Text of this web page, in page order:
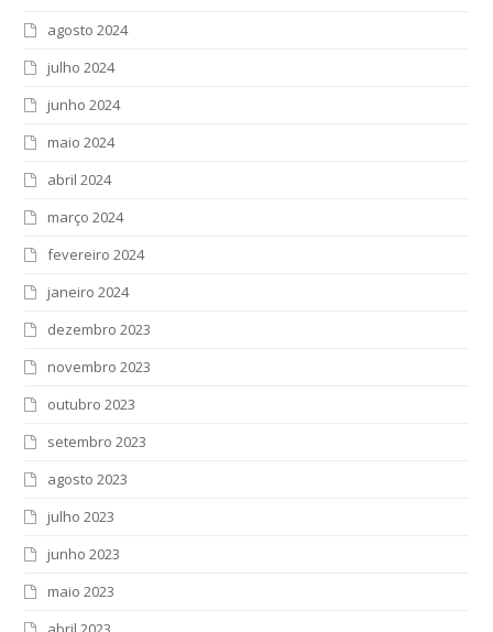
agosto 2024
julho 2024
junho 2024
maio 2024
abril 2024
março 2024
fevereiro 2024
janeiro 2024
dezembro 2023
novembro 2023
outubro 2023
setembro 2023
agosto 2023
julho 2023
junho 2023
maio 2023